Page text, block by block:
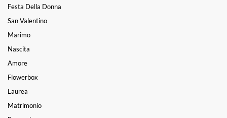
Festa Della Donna
San Valentino
Marimo
Nascita
Amore
Flowerbox
Laurea
Matrimonio